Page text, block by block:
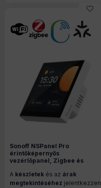
Sonoff NSPanel Pro
érintőképernyős
vezérlőpanel, Zigbee és
A készletek és az árak
megtekintéséhez jelentkezzen